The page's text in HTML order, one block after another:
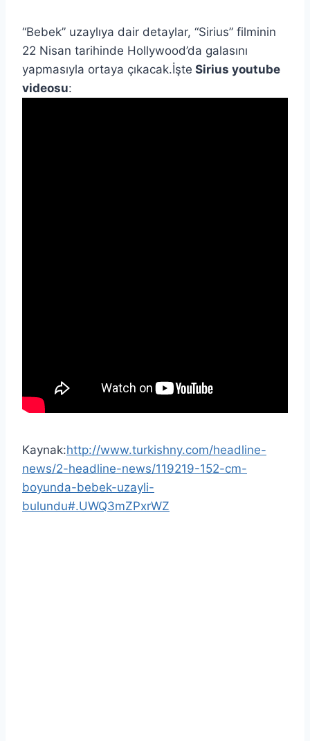
“Bebek” uzaylıya dair detaylar, “Sirius” filminin
22 Nisan tarihinde Hollywood’da galasını
yapmasıyla ortaya çıkacak.İşte Sirius youtube
videosu:
Kaynak:http://www.turkishny.com/headline-
news/2-headline-news/119219-152-cm-
boyunda-bebek-uzayli-
bulundu#.UWQ3mZPxrWZ